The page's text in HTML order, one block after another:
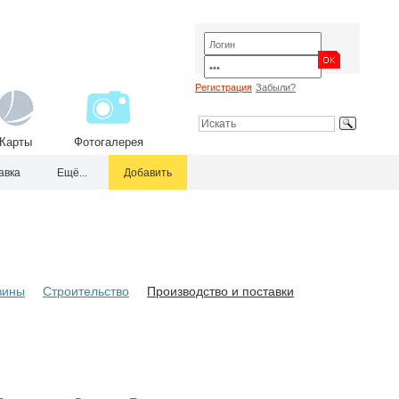
Карты Фотогалерея
Регистрация Забыли?
Ещё... Добавить
Строительство
Производство и поставки